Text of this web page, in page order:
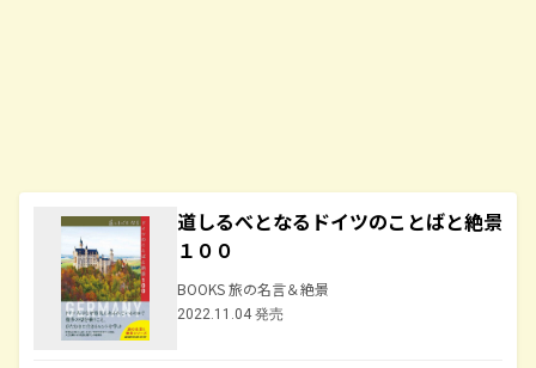
道しるべとなるドイツのことばと絶景
１００
BOOKS 旅の名言＆絶景
2022.11.04 発売